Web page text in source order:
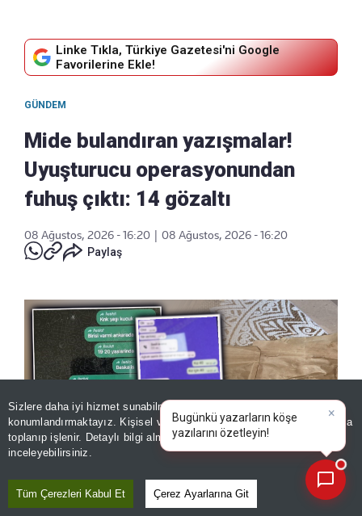
Sizlere daha iyi hizmet sunabilmek adına sitemizde
konumlandırmaktayız. Kişisel verileriniz, KVKK ve GDPR kapsamında
toplanıp işlenir. Detaylı bilgi almak içinAydınlatma Metnimizi
inceleyebilirsiniz.
Tüm Çerezleri Kabul Et Çerez Ayarlarına Git
Linke Tıkla, Türkiye Gazetesi'ni Google
Favorilerine Ekle!
GÜNDEM
Mide bulandıran yazışmalar!
Uyuşturucu operasyonundan
fuhuş çıktı: 14 gözaltı
08 Ağustos, 2026 - 16:20
08 Ağustos, 2026 - 16:20
Paylaş
Mide bulandıran yazışmalar! Uyuşturucu operasyonundan
×
Bugünkü yazarların köşe
yazılarını özetleyin!